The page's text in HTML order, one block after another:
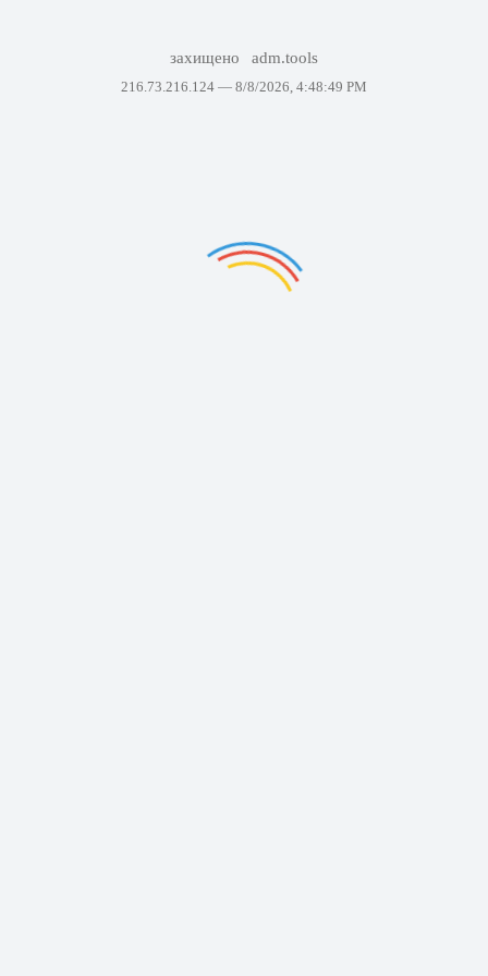
захищено adm.tools
216.73.216.124 — 8/8/2026, 4:48:49 PM